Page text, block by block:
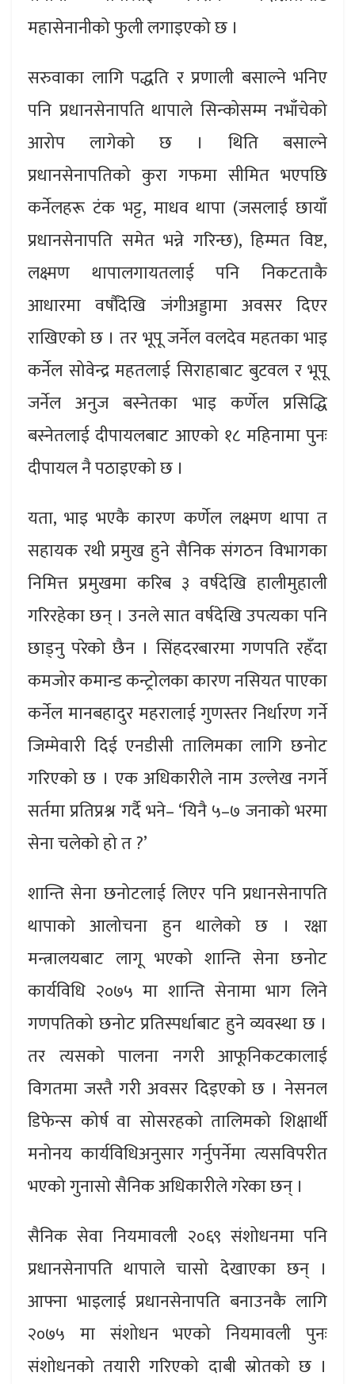
महासेनानीको फुली लगाइएको छ ।
सरुवाका लागि पद्धति र प्रणाली बसाल्ने भनिए
पनि प्रधानसेनापति थापाले सिन्कोसम्म नभाँचेको
आरोप लागेको छ । थिति बसाल्ने
प्रधानसेनापतिको कुरा गफमा सीमित भएपछि
कर्नेलहरू टंक भट्ट, माधव थापा (जसलाई छायाँ
प्रधानसेनापति समेत भन्ने गरिन्छ), हिम्मत विष्ट,
लक्ष्मण थापालगायतलाई पनि निकटताकै
आधारमा वर्षौंदेखि जंगीअड्डामा अवसर दिएर
राखिएको छ । तर भूपू जर्नेल वलदेव महतका भाइ
कर्नेल सोवेन्द्र महतलाई सिराहाबाट बुटवल र भूपू
जर्नेल अनुज बस्नेतका भाइ कर्णेल प्रसिद्धि
बस्नेतलाई दीपायलबाट आएको १८ महिनामा पुनः
दीपायल नै पठाइएको छ ।
यता, भाइ भएकै कारण कर्णेल लक्ष्मण थापा त
सहायक रथी प्रमुख हुने सैनिक संगठन विभागका
निमित्त प्रमुखमा करिब ३ वर्षदेखि हालीमुहाली
गरिरहेका छन् । उनले सात वर्षदेखि उपत्यका पनि
छाड्नु परेको छैन । सिंहदरबारमा गणपति रहँदा
कमजोर कमान्ड कन्ट्रोलका कारण नसियत पाएका
कर्नेल मानबहादुर महरालाई गुणस्तर निर्धारण गर्ने
जिम्मेवारी दिई एनडीसी तालिमका लागि छनोट
गरिएको छ । एक अधिकारीले नाम उल्लेख नगर्ने
सर्तमा प्रतिप्रश्न गर्दै भने– ‘यिनै ५–७ जनाको भरमा
सेना चलेको हो त ?’
शान्ति सेना छनोटलाई लिएर पनि प्रधानसेनापति
थापाको आलोचना हुन थालेको छ । रक्षा
मन्त्रालयबाट लागू भएको शान्ति सेना छनोट
कार्यविधि २०७५ मा शान्ति सेनामा भाग लिने
गणपतिको छनोट प्रतिस्पर्धाबाट हुने व्यवस्था छ ।
तर त्यसको पालना नगरी आफूनिकटकालाई
विगतमा जस्तै गरी अवसर दिइएको छ । नेसनल
डिफेन्स कोर्ष वा सोसरहको तालिमको शिक्षार्थी
मनोनय कार्यविधिअनुसार गर्नुपर्नेमा त्यसविपरीत
भएको गुनासो सैनिक अधिकारीले गरेका छन् ।
सैनिक सेवा नियमावली २०६९ संशोधनमा पनि
प्रधानसेनापति थापाले चासो देखाएका छन् ।
आफ्ना भाइलाई प्रधानसेनापति बनाउनकै लागि
२०७५ मा संशोधन भएको नियमावली पुनः
संशोधनको तयारी गरिएको दाबी स्रोतको छ ।